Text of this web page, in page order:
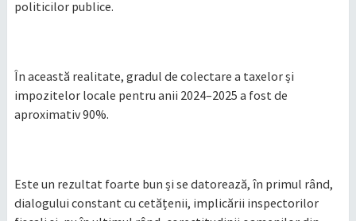
politicilor publice.
În această realitate, gradul de colectare a taxelor și
impozitelor locale pentru anii 2024–2025 a fost de
aproximativ 90%.
Este un rezultat foarte bun și se datorează, în primul rând,
dialogului constant cu cetățenii, implicării inspectorilor